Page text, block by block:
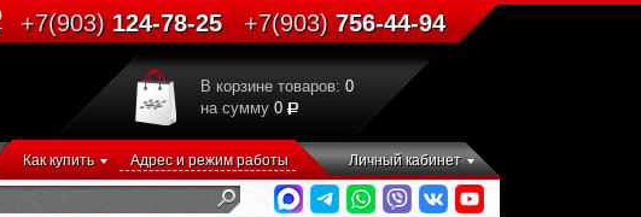
+7(903)124-78-25 +7(903)756-44-94
В корзине товаров: 0
на сумму 0
Как купить Адрес и режим работы Личный кабинет